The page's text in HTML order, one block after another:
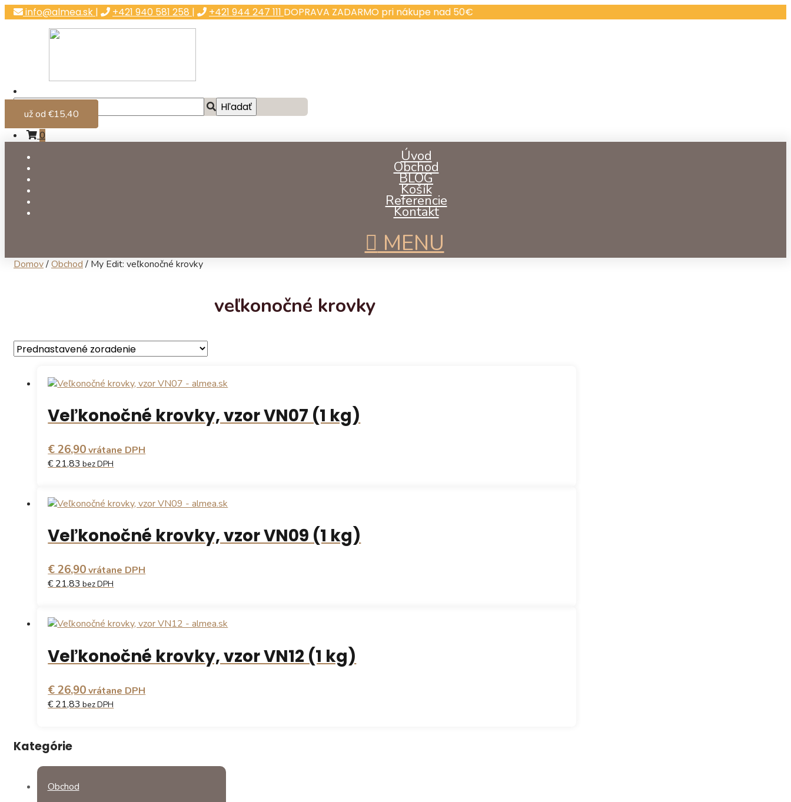
info@almea.sk | +421 940 581 258 | +421 944 247 111 DOPRAVA ZADARMO pri nákupe nad 50€
Môj účet
0
Úvod
Obchod
BLOG
Košík
Referencie
Kontakt
MENU
Domov/Obchod / My Edit: veľkonočné krovky
veľkonočné krovky
Veľkonočné krovky, vzor VN07 (1 kg)
€ 26,90vrátane DPH
€ 21,83 bez DPH
už od €15,40
Veľkonočné krovky, vzor VN09 (1 kg)
€ 26,90vrátane DPH
€ 21,83bez DPH
už od €15,40
Veľkonočné krovky, vzor VN12 (1 kg)
€ 26,90vrátane DPH
€ 21,83 bez DPH
už od €15,40
Kategórie
Obchod